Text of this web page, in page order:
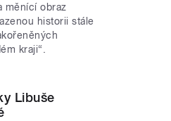
měnící obraz
historii stále
kraji“.
Libuše